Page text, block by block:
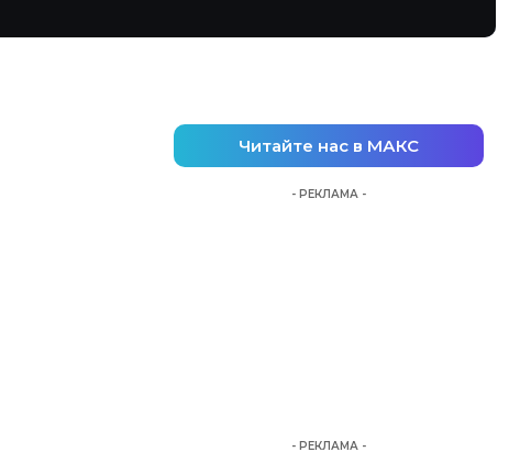
Читайте нас в МАКС
- РЕКЛАМА -
- РЕКЛАМА -